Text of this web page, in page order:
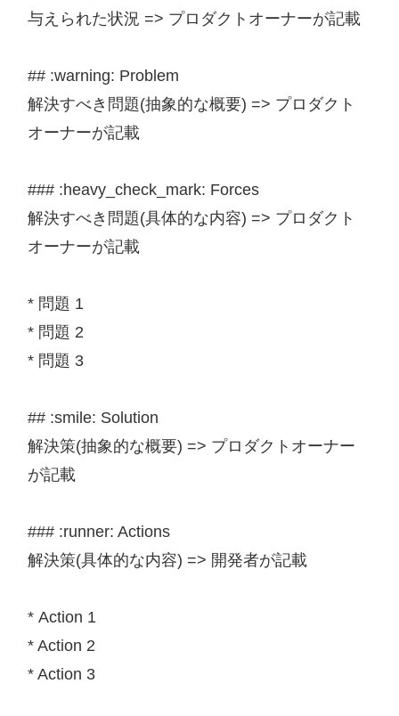
与えられた状況 => プロダクトオーナーが記載
## :warning: Problem
解決すべき問題(抽象的な概要) => プロダクト
オーナーが記載
### :heavy_check_mark: Forces
解決すべき問題(具体的な内容) => プロダクト
オーナーが記載
* 問題 1
* 問題 2
* 問題 3
## :smile: Solution
解決策(抽象的な概要) => プロダクトオーナー
が記載
### :runner: Actions
解決策(具体的な内容) => 開発者が記載
* Action 1
* Action 2
* Action 3